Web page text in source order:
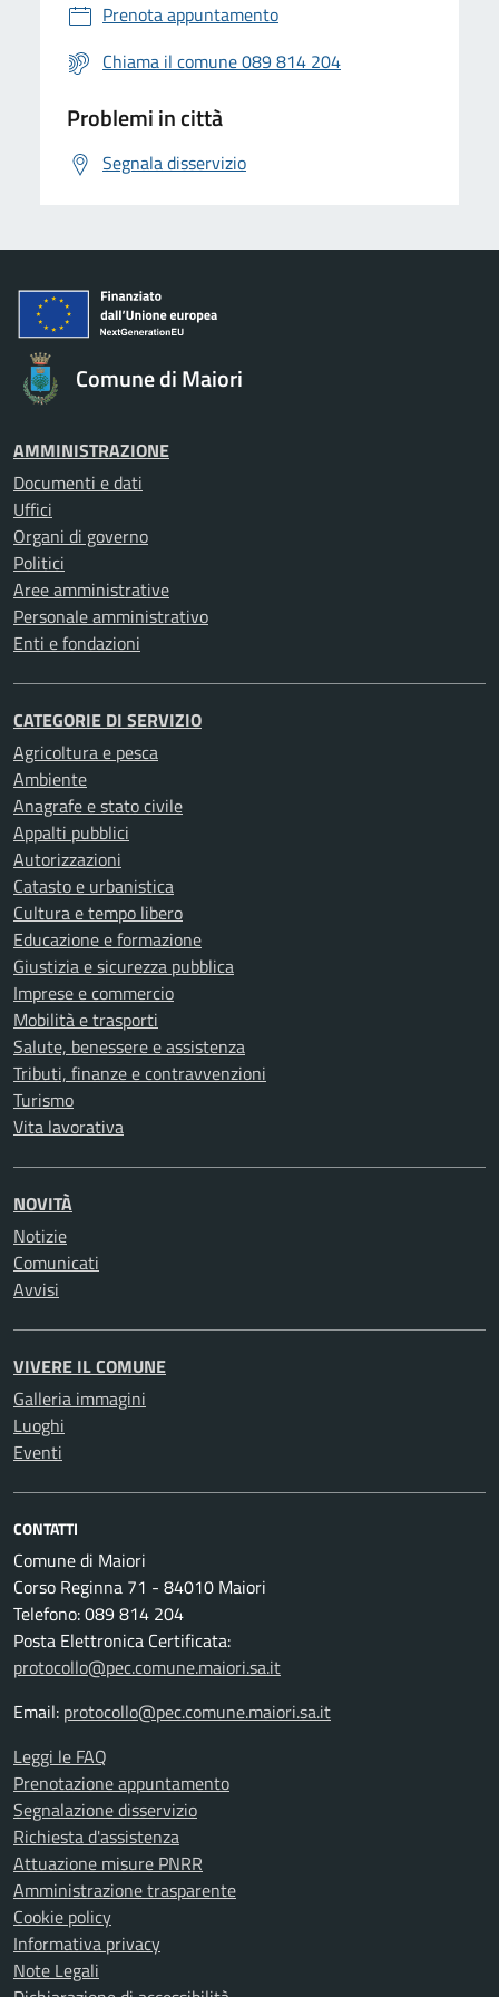
Prenota appuntamento
Chiama il comune 089 814 204
Problemi in città
Segnala disservizio
Comune di Maiori
AMMINISTRAZIONE
Documenti e dati
Uffici
Organi di governo
Politici
Aree amministrative
Personale amministrativo
Enti e fondazioni
CATEGORIE DI SERVIZIO
Agricoltura e pesca
Ambiente
Anagrafe e stato civile
Appalti pubblici
Autorizzazioni
Catasto e urbanistica
Cultura e tempo libero
Educazione e formazione
Giustizia e sicurezza pubblica
Imprese e commercio
Mobilità e trasporti
Salute, benessere e assistenza
Tributi, finanze e contravvenzioni
Turismo
Vita lavorativa
NOVITÀ
Notizie
Comunicati
Avvisi
VIVERE IL COMUNE
Galleria immagini
Luoghi
Eventi
CONTATTI
Comune di Maiori
Corso Reginna 71 - 84010 Maiori
Telefono: 089 814 204
Posta Elettronica Certificata:
protocollo@pec.comune.maiori.sa.it
Email: protocollo@pec.comune.maiori.sa.it
Leggi le FAQ
Prenotazione appuntamento
Segnalazione disservizio
Richiesta d'assistenza
Attuazione misure PNRR
Amministrazione trasparente
Cookie policy
Informativa privacy
Note Legali